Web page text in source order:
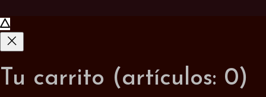
Tu carrito (artículos: 0)